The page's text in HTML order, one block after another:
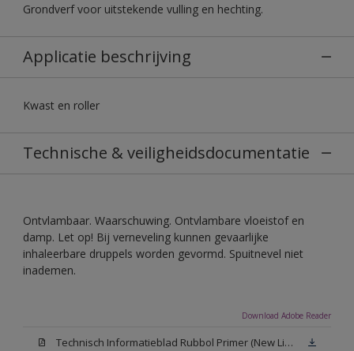
Grondverf voor uitstekende vulling en hechting.
Applicatie beschrijving
Kwast en roller
Technische & veiligheidsdocumentatie
Ontvlambaar. Waarschuwing. Ontvlambare vloeistof en
damp. Let op! Bij verneveling kunnen gevaarlijke
inhaleerbare druppels worden gevormd. Spuitnevel niet
inademen.
Download Adobe Reader
Technisch Informatieblad Rubbol Primer (New Livery) (PDF)